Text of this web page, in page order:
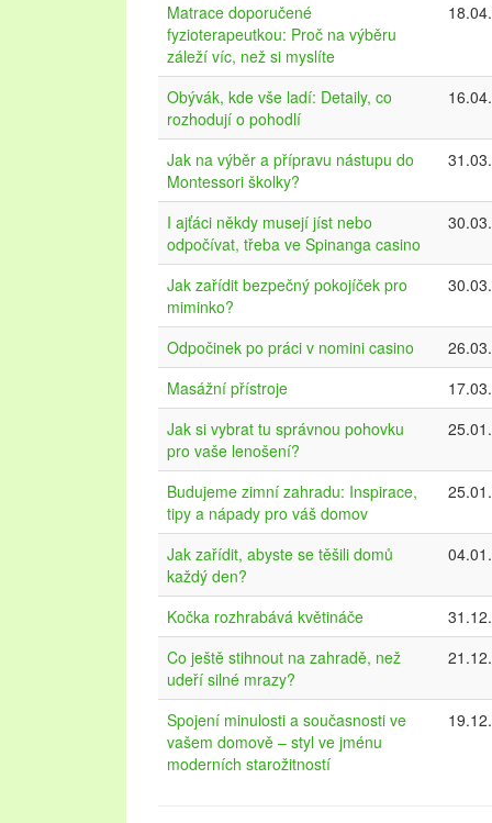
Matrace doporučené
fyzioterapeutkou: Proč na výběru
záleží víc, než si myslíte
Obývák, kde vše ladí: Detaily, co
rozhodují o pohodlí
Jak na výběr a přípravu nástupu do
Montessori školky?
I ajťáci někdy musejí jíst nebo
odpočívat, třeba ve Spinanga casino
Jak zařídit bezpečný pokojíček pro
miminko?
Odpočinek po práci v nomini casino
Masážní přístroje
Jak si vybrat tu správnou pohovku
pro vaše lenošení?
Budujeme zimní zahradu: Inspirace,
tipy a nápady pro váš domov
Jak zařídit, abyste se těšili domů
každý den?
Kočka rozhrabává květináče
Co ještě stihnout na zahradě, než
udeří silné mrazy?
Spojení minulosti a současnosti ve
vašem domově – styl ve jménu
moderních starožitností